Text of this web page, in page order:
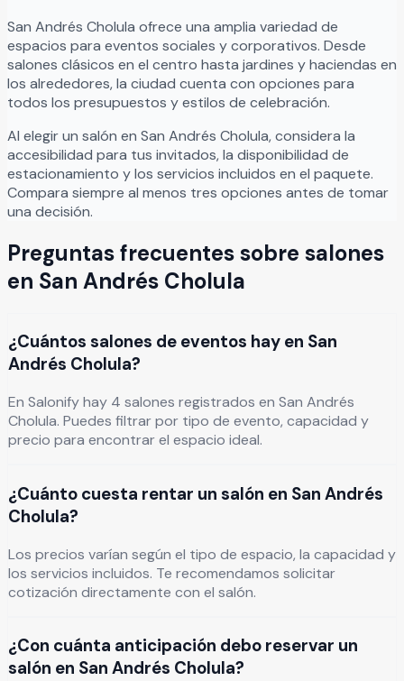
San Andrés Cholula ofrece una amplia variedad de
espacios para eventos sociales y corporativos. Desde
salones clásicos en el centro hasta jardines y haciendas en
los alrededores, la ciudad cuenta con opciones para
todos los presupuestos y estilos de celebración.
Al elegir un salón en San Andrés Cholula, considera la
accesibilidad para tus invitados, la disponibilidad de
estacionamiento y los servicios incluidos en el paquete.
Compara siempre al menos tres opciones antes de tomar
una decisión.
Preguntas frecuentes sobre salones
en San Andrés Cholula
¿Cuántos salones de eventos hay en San
Andrés Cholula?
En Salonify hay 4 salones registrados en San Andrés
Cholula. Puedes filtrar por tipo de evento, capacidad y
precio para encontrar el espacio ideal.
¿Cuánto cuesta rentar un salón en San Andrés
Cholula?
Los precios varían según el tipo de espacio, la capacidad y
los servicios incluidos. Te recomendamos solicitar
cotización directamente con el salón.
¿Con cuánta anticipación debo reservar un
salón en San Andrés Cholula?